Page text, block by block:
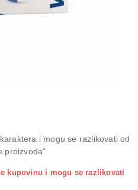
i mogu se razlikovati od
proizvoda“
kupovinu i mogu se razlikovati